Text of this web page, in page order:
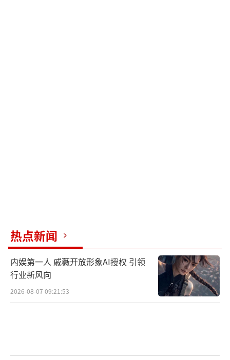
热点新闻
内娱第一人 戚薇开放形象AI授权 引领
行业新风向
2026-08-07 09:21:53